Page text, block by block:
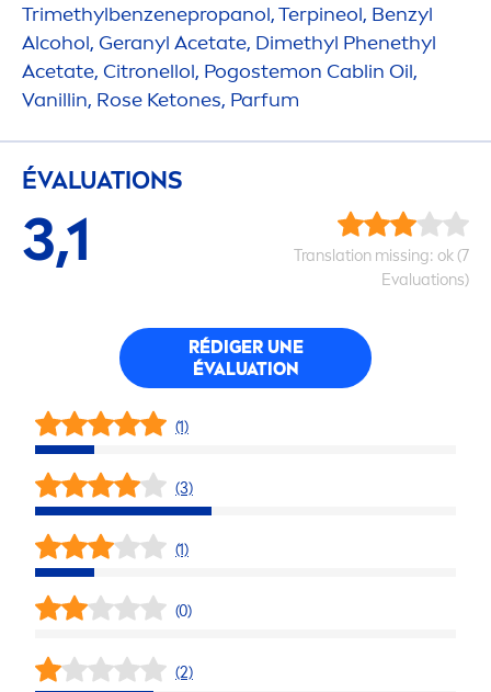
Trimethylbenzenepropanol, Terpineol, Benzyl
Alcohol, Geranyl Acetate, Dimethyl Phenethyl
Acetate, Citronellol, Pogostemon Cablin Oil,
Vanillin, Rose Ketones, Parfum
ÉVALUATIONS
3,1
᠎Translation missing: ok (7
Evaluations)
RÉDIGER UNE
ÉVALUATION
(1)
(3)
(1)
(0)
(2)